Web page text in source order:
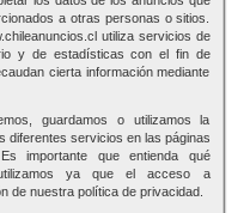
a otras personas o sitios.
utiliza servicios de
y de estadísticas con el fin de
cierta información mediante
guardamos o utilizamos la
diferentes servicios en las páginas
importante que entienda qué
ya que el acceso a
de nuestra política de privacidad.